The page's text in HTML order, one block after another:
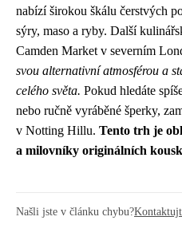
nabízí širokou škálu čerstvých
sýry, maso a ryby. Další
Camden Market v severním
svou alternativní atmosférou a
celého světa. Pokud hledáte
nebo ručně vyráběné šperky,
v Notting Hillu. Tento trh je
a milovníky originálních
Našli jste v článku chybu?